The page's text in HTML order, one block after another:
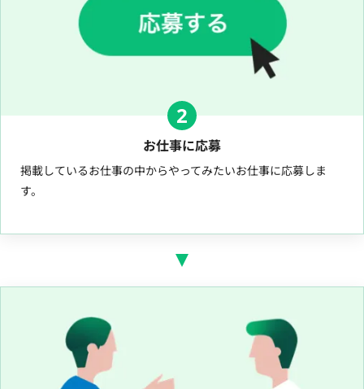
2
お仕事に応募
掲載しているお仕事の中からやってみたいお仕事に応募しま
す。